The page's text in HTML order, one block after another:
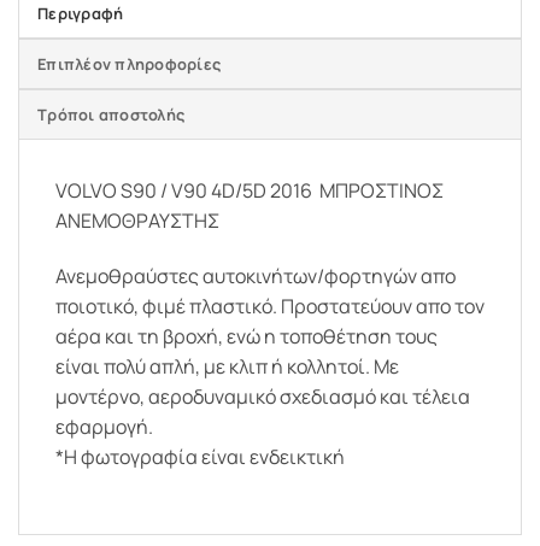
Περιγραφή
Επιπλέον πληροφορίες
Τρόποι αποστολής
VOLVO S90 / V90 4D/5D 2016 ΜΠΡΟΣΤΙΝΟΣ
ΑΝΕΜΟΘΡΑΥΣΤΗΣ
Ανεμοθραύστες αυτοκινήτων/φορτηγών απο
ποιοτικό, φιμέ πλαστικό. Προστατεύουν απο τον
αέρα και τη βροχή, ενώ η τοποθέτηση τους
είναι πολύ απλή, με κλιπ ή κολλητοί. Με
μοντέρνο, αεροδυναμικό σχεδιασμό και τέλεια
εφαρμογή.
*Η φωτογραφία είναι ενδεικτική